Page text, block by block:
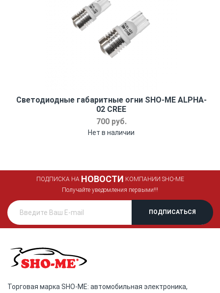
Светодиодные габаритные огни SHO-ME ALPHA-
02 CREE
700 руб.
Нет в наличии
ПОДПИСКА НА НОВОСТИ КОМПАНИИ SHO-ME
Получайте уведомления первыми!!!
Торговая марка SHO-ME: автомобильная электроника,